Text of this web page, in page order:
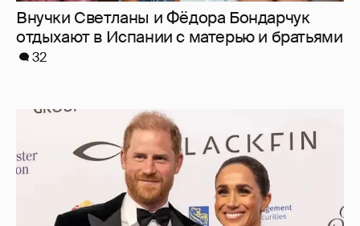
Меган Маркл и принц Гарри вышли в свет
в Канаде